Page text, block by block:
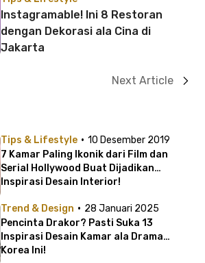
Instagramable! Ini 8 Restoran
dengan Dekorasi ala Cina di
Jakarta
Next Article
Tips & Lifestyle · 10 Desember 2019
7 Kamar Paling Ikonik dari Film dan
Serial Hollywood Buat Dijadikan
Inspirasi Desain Interior!
Trend & Design · 28 Januari 2025
Pencinta Drakor? Pasti Suka 13
Inspirasi Desain Kamar ala Drama
Korea Ini!